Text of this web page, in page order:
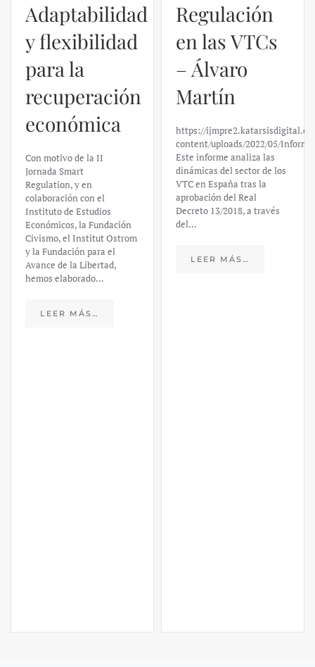
Adaptabilidad
y flexibilidad
para la
recuperación
económica
Con motivo de la II
Jornada Smart
Regulation, y en
colaboración con el
Instituto de Estudios
Económicos, la Fundación
Civismo, el Institut Ostrom
y la Fundación para el
Avance de la Libertad,
hemos elaborado…
LEER MÁS…
Regulación
en las VTCs
– Álvaro
Martín
https://
content/uploads/2022/05/
Este informe analiza las
dinámicas del sector de los
VTC en España tras la
aprobación del Real
Decreto 13/2018, a través
del…
LEER MÁS…